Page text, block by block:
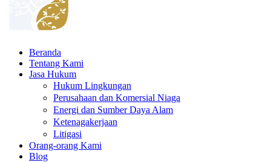
Beranda
Tentang Kami
Jasa Hukum
Hukum Lingkungan
Perusahaan dan Komersial Niaga
Energi dan Sumber Daya Alam
Ketenagakerjaan
Litigasi
Orang-orang Kami
Blog